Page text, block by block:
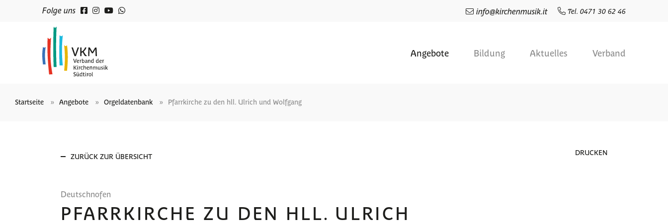
Folge uns info@kirchenmusik.it Tel. 0471 30 62 46
Angebote Bildung Aktuelles Verband
Startseite Angebote Orgeldatenbank Pfarrkirche zu den hll. Ulrich und Wolfgang
ZURÜCK ZUR ÜBERSICHT DRUCKEN
Deutschnofen
PFARRKIRCHE ZU DEN HLL. ULRICH